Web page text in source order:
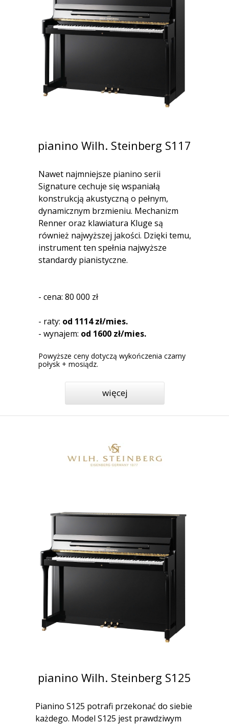
Pianino S125 potrafi przekonać do siebie
każdego. Model S125 jest prawdziwym
więcej
Nawet najmniejsze pianino serii
Signature cechuje się wspaniałą
konstrukcją akustyczną o pełnym,
dynamicznym brzmieniu. Mechanizm
Renner oraz klawiatura Kluge są
również najwyższej jakości. Dzięki temu,
instrument ten spełnia najwyższe
standardy pianistyczne.
- cena: 80 000 zł
- raty: od 1114 zł/mies.
- wynajem: od 1600 zł/mies.
Powyższe ceny dotyczą wykończenia czarny
połysk + mosiądz.
pianino Wilh. Steinberg S117
pianino Wilh. Steinberg S125